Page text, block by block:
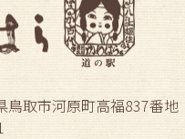
鳥取市河原町高福837番地